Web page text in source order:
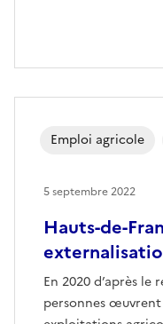
Hauts-de-
En 2020 d’après le
personnes
Emploi agricole
5 septembre 2022